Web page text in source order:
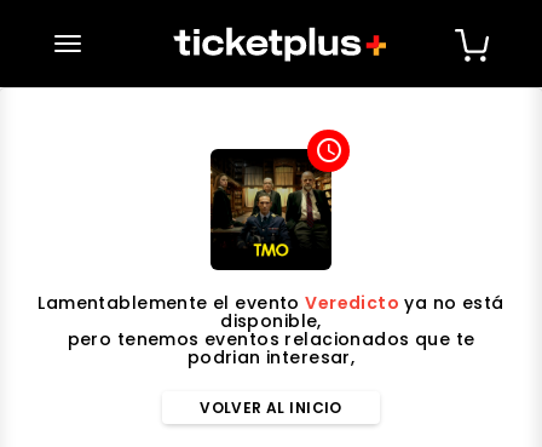
desplegar navegación
access_time
Lamentablemente el eventoVeredicto ya no está
disponible,
pero tenemos eventos relacionados que te
podrian interesar,
VOLVER AL INICIO